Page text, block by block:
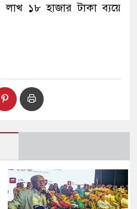
১৮ হাজার টাকা ব্যয়ে